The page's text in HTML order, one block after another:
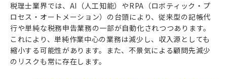
税理士業界では、AI（人工知能）やRPA（ロボティック・プ
ロセス・オートメーション）の台頭により、従来型の記帳代
行や単純な税務申告業務の一部が自動化されつつあります。
これにより、単純作業中心の業務は減少し、収入源としても
縮小する可能性があります。また、不景気による顧問先減少
のリスクも常に存在します。